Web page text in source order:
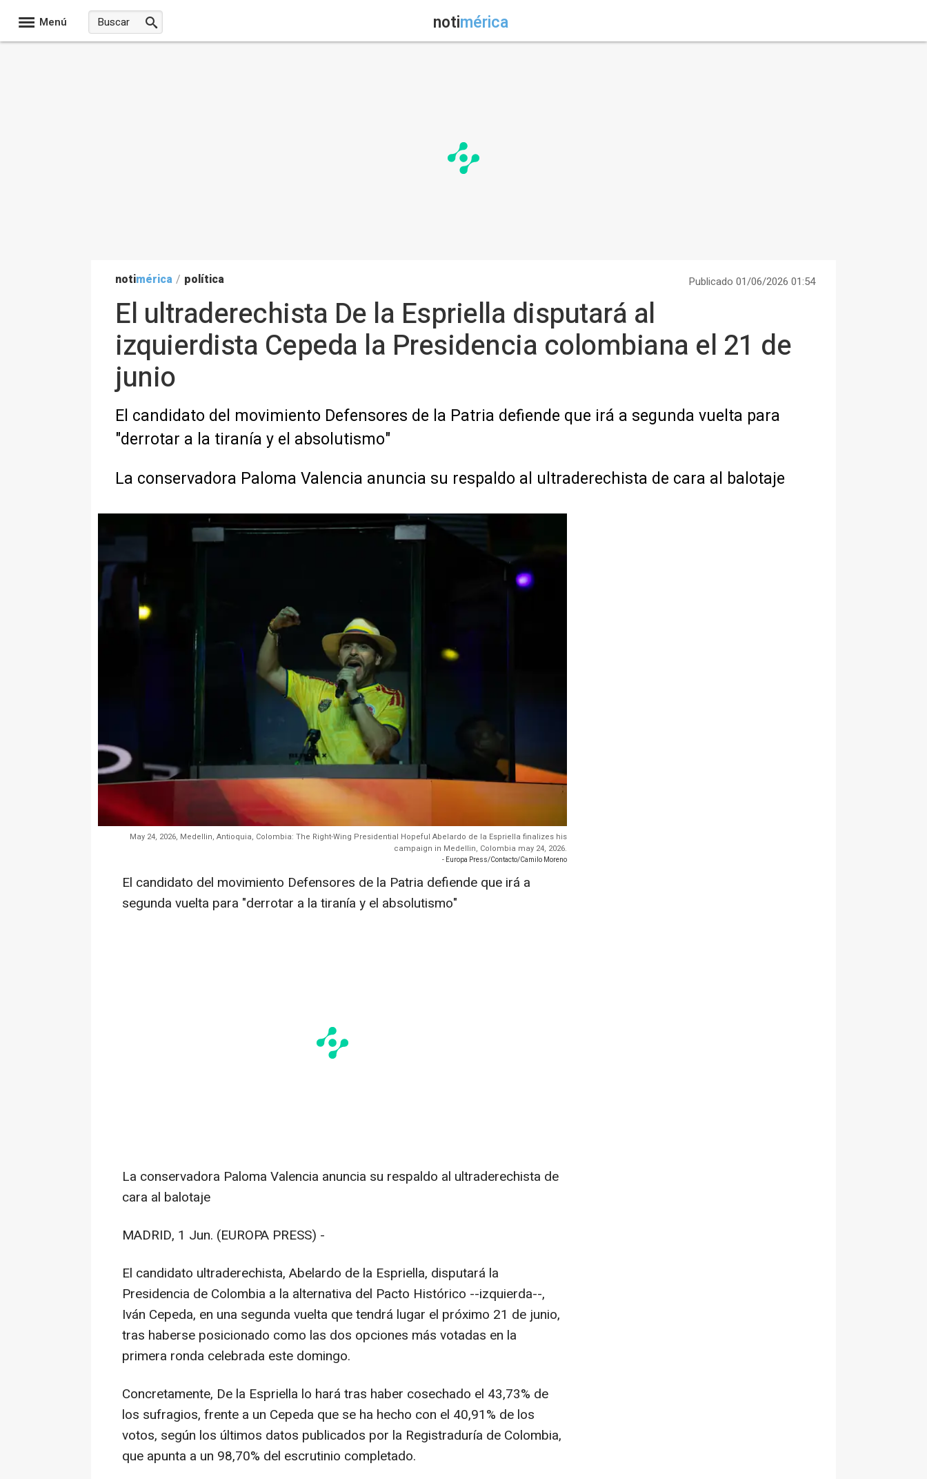
Menú notimérica
notimérica / política Publicado 01/06/2026 01:54
El ultraderechista De la Espriella disputará al
izquierdista Cepeda la Presidencia colombiana el 21 de
junio
El candidato del movimiento Defensores de la Patria defiende que irá a segunda vuelta para
"derrotar a la tiranía y el absolutismo"
La conservadora Paloma Valencia anuncia su respaldo al ultraderechista de cara al balotaje
May 24, 2026, Medellin, Antioquia, Colombia: The Right-Wing Presidential Hopeful Abelardo de la Espriella finalizes his
campaign in Medellin, Colombia may 24, 2026.
- Europa Press/Contacto/Camilo Moreno
El candidato del movimiento Defensores de la Patria defiende que irá a
segunda vuelta para "derrotar a la tiranía y el absolutismo"
La conservadora Paloma Valencia anuncia su respaldo al ultraderechista de
cara al balotaje
MADRID, 1 Jun. (EUROPA PRESS) -
El candidato ultraderechista, Abelardo de la Espriella, disputará la
Presidencia de Colombia a la alternativa del Pacto Histórico --izquierda--,
Iván Cepeda, en una segunda vuelta que tendrá lugar el próximo 21 de junio,
tras haberse posicionado como las dos opciones más votadas en la
primera ronda celebrada este domingo.
Concretamente, De la Espriella lo hará tras haber cosechado el 43,73% de
los sufragios, frente a un Cepeda que se ha hecho con el 40,91% de los
votos, según los últimos datos publicados por la Registraduría de Colombia,
que apunta a un 98,70% del escrutinio completado.